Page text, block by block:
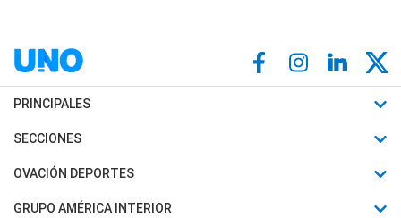
PRINCIPALES
Últimas Noticias
Política
SECCIONES
Horóscopo
Motores
OVACIÓN DEPORTES
Fútbol
GRUPO AMÉRICA INTERIOR